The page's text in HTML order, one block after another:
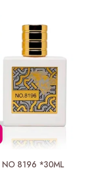
NO 8196 *30ML